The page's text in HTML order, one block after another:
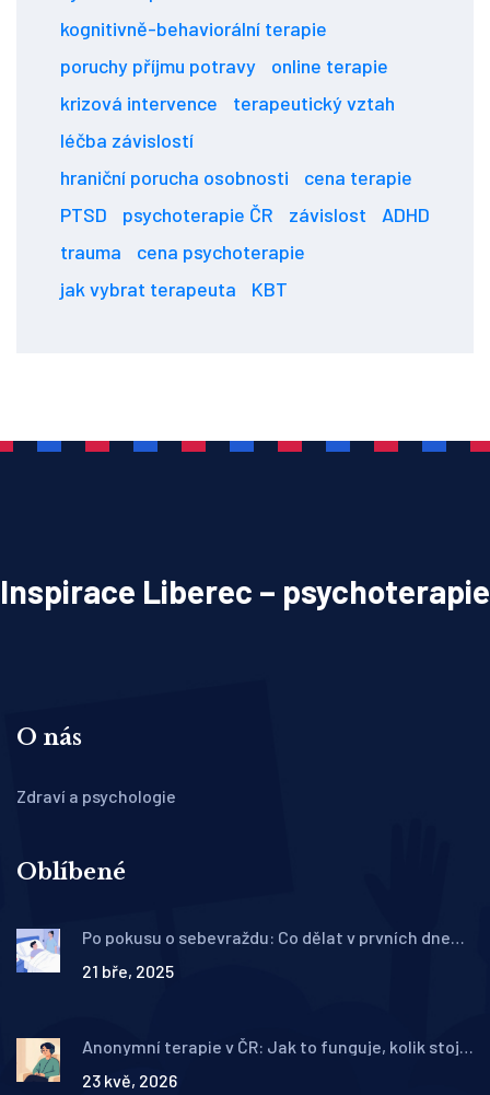
kognitivně-behaviorální terapie
poruchy příjmu potravy
online terapie
krizová intervence
terapeutický vztah
léčba závislostí
hraniční porucha osobnosti
cena terapie
PTSD
psychoterapie ČR závislost
ADHD
trauma
cena psychoterapie
jak vybrat terapeuta
KBT
Inspirace Liberec – psychoterapie
O nás
Zdraví a psychologie
Oblíbené
Po pokusu o sebevraždu: Co dělat v prvních dnech
21 bře, 2025
Anonymní terapie v ČR: Jak to funguje, kolik stojí
23 kvě, 2026